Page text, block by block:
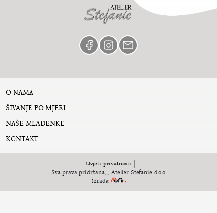
O NAMA
ŠIVANJE PO MJERI
NAŠE MLADENKE
KONTAKT
Uvjeti privatnosti
Sva prava pridržana, ., Atelier Stefanie d.o.o.
Izrada: